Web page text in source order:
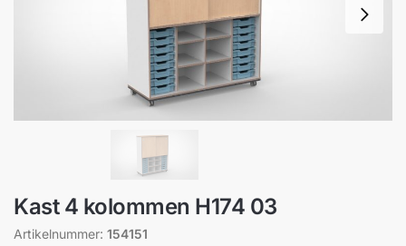
Kast 4 kolommen H174 03
Artikelnummer: 154151